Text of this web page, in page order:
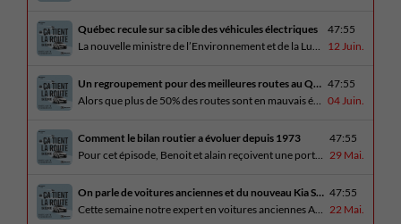
Québec recule sur sa cible des véhicules électriques
La nouvelle ministre de l’Environnement et de la Lutte contre les changements climatiques, Pascale Déry, doit confirmer que les VZE représenteront désormais 80% des ventes de véhicules neufs en 2035. Benoit et Alain en discutent avec Daniel Breton. Ils reçoivent également Bertrand Godin, qui parle d’Élégance Trois-Rivières. En essai routier Alain a roulé le Mitsubishi [...]
47:55
12 Juin.
Un regroupement pour des meilleures routes au Québec
Alors que plus de 50% des routes sont en mauvais état, le regroupement pour des meilleures routes au Québec voit le jour. Dans cet épisode, Benoit et Alain discutent avec Me Caroline Amireault, directrice générale de l’Association des constructeurs de routes et grands travaux du Québec. En essai routier Alain prend la route avec le [...]
47:55
04 Juin.
Comment le bilan routier a évoluer depuis 1973
Pour cet épisode, Benoit et alain reçoivent une porte parole de la SAAQ, Geneviève Côté, qui parle de l’actuelle campagne publicitaire au sujet du bilan routier et des gestes concrets pour diminuer les décès sur nos routes. On parle aussi au président de Lexus Canada, Martin Gilbert, de la nouvelle Lexus ES. En essai routier, [...]
47:55
29 Mai.
On parle de voitures anciennes et du nouveau Kia Seltos 2027
Cette semaine notre expert en voitures anciennes André Fitzback vient donner des trucs pour ne pas perdre ses enjoliveurs sur nos vieilles voitures. Benoit revient de la Corée du Sud et nous offre un essai exclusif du Kia Seltos 2027 qui arrive plus tard cet été et Alain a fait l’essai du Toyota Tundra hybride.
47:55
22 Mai.